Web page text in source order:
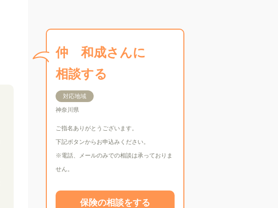
仲 和成さんに
相談する
対応地域
神奈川県
ご指名ありがとうございます。
下記ボタンからお申込みください。
※電話、メールのみでの相談は承っておりま
せん。
保険の相談をする